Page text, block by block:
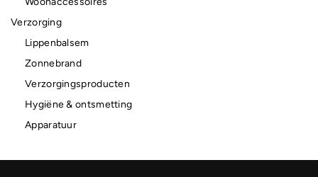
Verzorging
Lippenbalsem
Zonnebrand
Verzorgingsproducten
Hygiëne & ontsmetting
Apparatuur